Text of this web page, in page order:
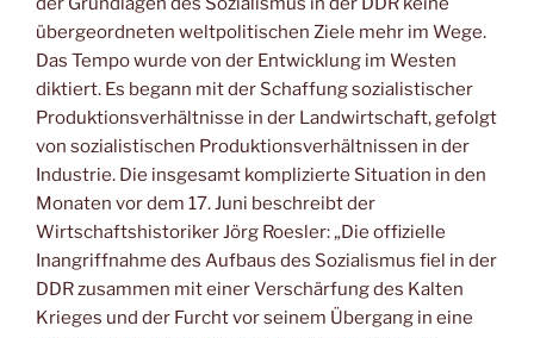
übergeordneten weltpolitischen Ziele mehr im Wege.
Das Tempo wurde von der Entwicklung im Westen
diktiert. Es begann mit der Schaffung sozialistischer
Produktionsverhältnisse in der Landwirtschaft, gefolgt
von sozialistischen Produktionsverhältnissen in der
Industrie. Die insgesamt komplizierte Situation in den
Monaten vor dem 17. Juni beschreibt der
Wirtschaftshistoriker Jörg Roesler: „Die offizielle
Inangriffnahme des Aufbaus des Sozialismus fiel in der
DDR zusammen mit einer Verschärfung des Kalten
Krieges und der Furcht vor seinem Übergang in eine